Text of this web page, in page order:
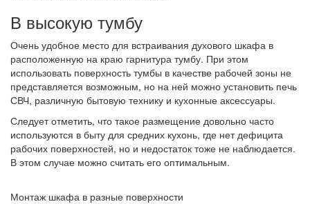
В высокую тумбу
Очень удобное место для встраивания духового шкафа в
расположенную на краю гарнитура тумбу. При этом
использовать поверхность тумбы в качестве рабочей зоны не
представляется возможным, но на ней можно установить печь
СВЧ, различную бытовую технику и кухонные аксессуары.
Следует отметить, что такое размещение довольно часто
используются в быту для средних кухонь, где нет дефицита
рабочих поверхностей, но и недостаток тоже не наблюдается.
В этом случае можно считать его оптимальным.
Монтаж шкафа в разные поверхности